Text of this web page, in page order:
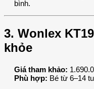
bình.
3. Wonlex
khỏe
Giá tham khảo:
Phù hợp: Bé từ 6–14